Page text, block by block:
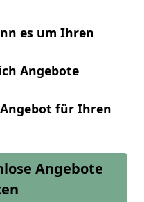
es um Ihren
Angebote
Angebot für Ihren
Angebote